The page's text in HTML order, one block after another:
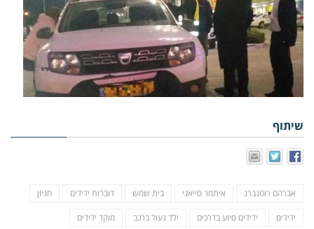
שיתוף
אברהם רוטנברג איתמר סייאני בית שמש דוברות ידידים חניון
ידידים ידידים סיוע בדרכים ילד נעול ברכב מוקד ידידים